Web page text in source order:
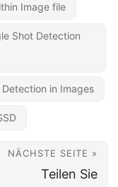
Image file
Shot Detection
in Images
NÄCHSTE SEITE »
Teilen Sie